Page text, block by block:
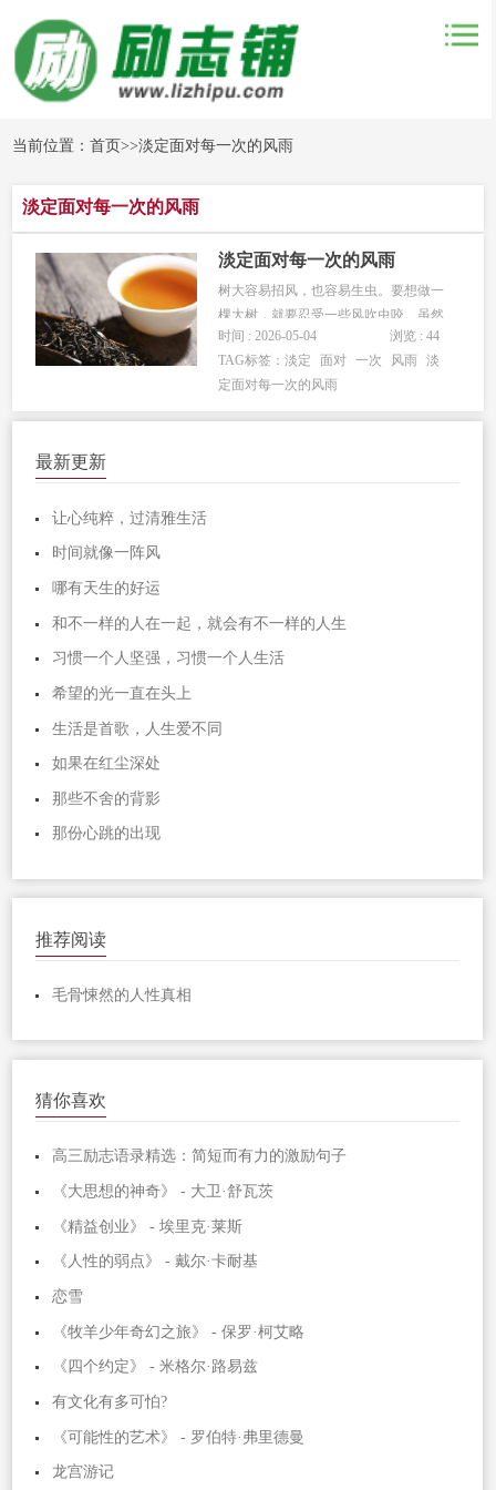
当前位置：首页>>淡定面对每一次的风雨
淡定面对每一次的风雨
淡定面对每一次的风雨
树大容易招风，也容易生虫。要想做一
棵大树，就要忍受一些风吹虫咬。虽然
会痛，虽然会无奈，但不能因为疼痛和
无奈就不生长。人亦如此，越是出色的
人，越会有小人绊脚，或出恶语，或诽
时间 : 2026-05-04
浏览 : 44
TAG标签：淡定 面对 一次 风雨
淡
定面对每一次的风雨
最新更新
让心纯粹，过清雅生活
时间就像一阵风
哪有天生的好运
和不一样的人在一起，就会有不一样的人生
习惯一个人坚强，习惯一个人生活
希望的光一直在头上
生活是首歌，人生爱不同
如果在红尘深处
那些不舍的背影
那份心跳的出现
推荐阅读
毛骨悚然的人性真相
猜你喜欢
高三励志语录精选：简短而有力的激励句子
《大思想的神奇》 - 大卫·舒瓦茨
《精益创业》 - 埃里克·莱斯
《人性的弱点》 - 戴尔·卡耐基
恋雪
《牧羊少年奇幻之旅》 - 保罗·柯艾略
《四个约定》 - 米格尔·路易兹
有文化有多可怕?
《可能性的艺术》 - 罗伯特·弗里德曼
龙宫游记